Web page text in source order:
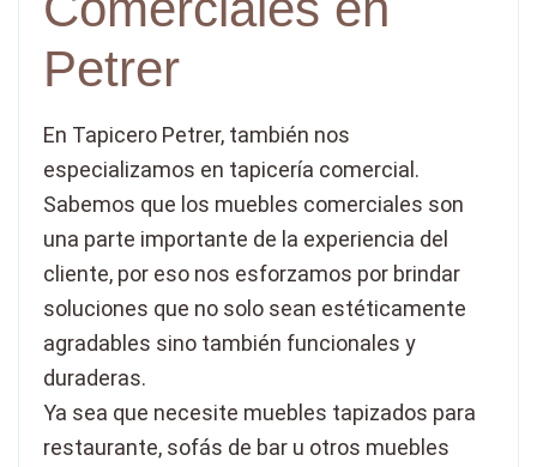
Petrer
En Tapicero Petrer, también nos
especializamos en tapicería comercial.
Sabemos que los muebles comerciales son
una parte importante de la experiencia del
cliente, por eso nos esforzamos por brindar
soluciones que no solo sean estéticamente
agradables sino también funcionales y
duraderas.
Ya sea que necesite muebles tapizados para
restaurante, sofás de bar u otros muebles